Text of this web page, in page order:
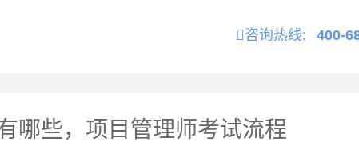
咨询热线: 400-
哪些，项目管理师考试流程